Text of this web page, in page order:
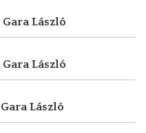
Gara László
Gara László
Gara László